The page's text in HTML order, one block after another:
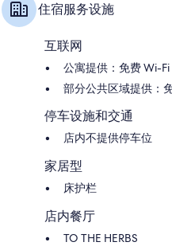
住宿服务设施
互联网
公寓提供：免费 Wi-Fi
部分公共区域提供：
停车设施和交通
店内不提供停车位
家居型
床护栏
店内餐厅
TO THE HERBS